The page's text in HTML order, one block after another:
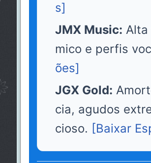
s]
JMX Music: Alta
mico e perfis
ões]
JGX Gold:
cia, agudos
cioso. [Baixar